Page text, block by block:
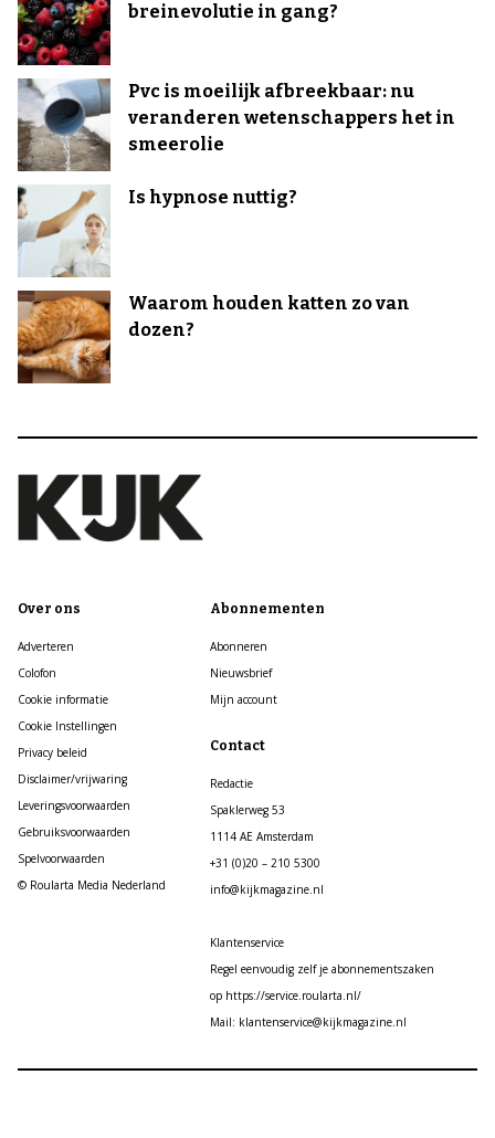
breinevolutie in gang?
Pvc is moeilijk afbreekbaar: nu
veranderen wetenschappers het in
smeerolie
Is hypnose nuttig?
Waarom houden katten zo van
dozen?
Over ons
Adverteren
Colofon
Cookie informatie
Cookie Instellingen
Privacy beleid
Disclaimer/vrijwaring
Leveringsvoorwaarden
Gebruiksvoorwaarden
Spelvoorwaarden
© Roularta Media Nederland
Abonnementen
Abonneren
Nieuwsbrief
Mijn account
Contact
Redactie
Spaklerweg 53
1114 AE Amsterdam
+31 (0)20 – 210 5300
info@kijkmagazine.nl
Klantenservice
Regel eenvoudig zelf je abonnementszaken
op https://service.roularta.nl/
Mail: klantenservice@kijkmagazine.nl